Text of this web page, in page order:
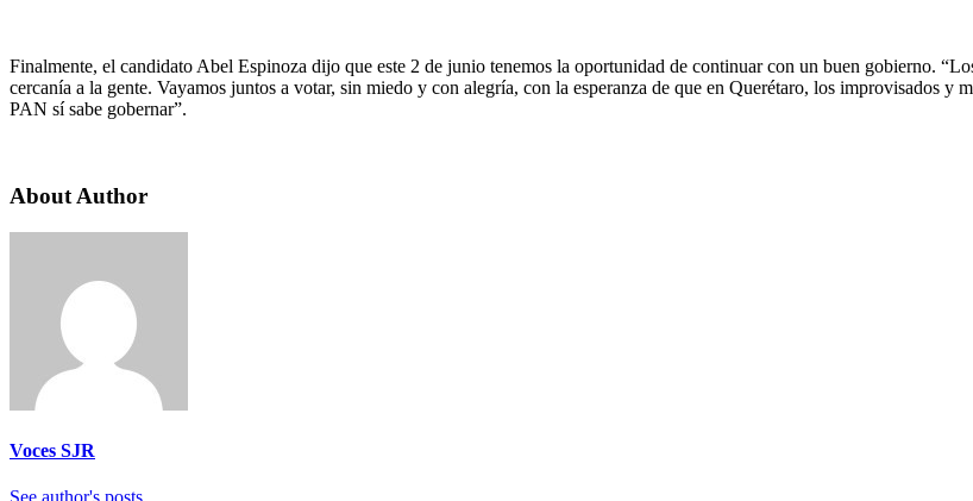
Finalmente, el candidato Abel Espinoza dijo que este 2 de junio tenemos la oportunidad de continuar con un buen gobierno.
cercanía a la gente. Vayamos juntos a votar, sin miedo y con alegría, con la esperanza de que en Querétaro, los improvisados
PAN sí sabe gobernar”.
About Author
Voces SJR